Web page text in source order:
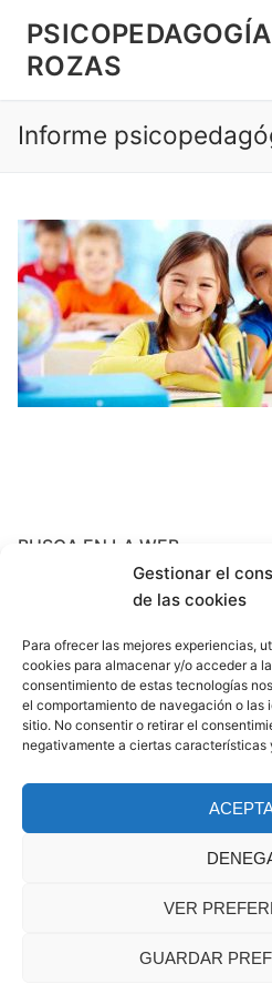
Gestionar el
de las cookies
Para ofrecer las mejores experiencias,
cookies para almacenar y/o acceder a
consentimiento de estas tecnologías
el comportamiento de navegación o
sitio. No consentir o retirar el
negativamente a ciertas características
VER
GUARDAR
contenido
ROZAS
Search for:
Informe
BUSCA EN LA WEB
ARCHIVES
noviembre 2017
octubre 2017
marzo 2017